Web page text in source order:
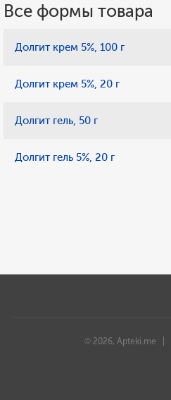
Все формы товара
Долгит крем 5%, 100 г
Долгит крем 5%, 20 г
Долгит гель, 50 г
Долгит гель 5%, 20 г
© 2026, Apteki.me |